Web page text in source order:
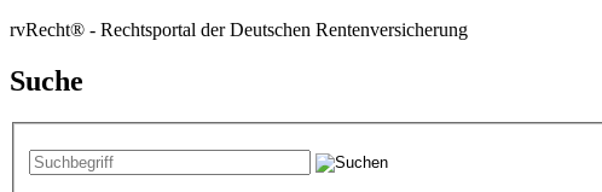
rvRecht® - Rechtsportal der Deutschen Rentenversicherung
Suche